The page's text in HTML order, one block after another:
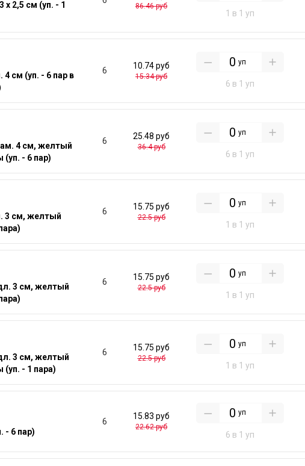
х 2,5 см (уп. - 1
86.46 руб
1 в 1 уп
см (уп. - 6 пар в
6
10.74 руб
15.34 руб
уп
6 в 1 уп
4 см, желтый
(уп. - 6 пар)
6
25.48 руб
36.4 руб
уп
6 в 1 уп
3 см, желтый
6
15.75 руб
22.5 руб
уп
1 в 1 уп
3 см, желтый
6
15.75 руб
22.5 руб
уп
1 в 1 уп
3 см, желтый
(уп. - 1 пара)
6
15.75 руб
22.5 руб
уп
1 в 1 уп
- 6 пар)
6
15.83 руб
22.62 руб
уп
6 в 1 уп